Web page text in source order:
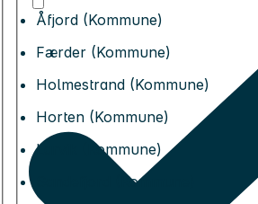
Åfjord (Kommune)
Færder (Kommune)
Holmestrand (Kommune)
Horten (Kommune)
Larvik (Kommune)
Sandefjord (Kommune)